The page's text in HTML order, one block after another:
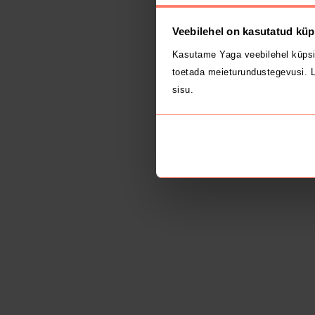
Veebilehel on kasutatud
Kasutame Yaga veebilehel
toetada meieturundustegevusi.
sisu.